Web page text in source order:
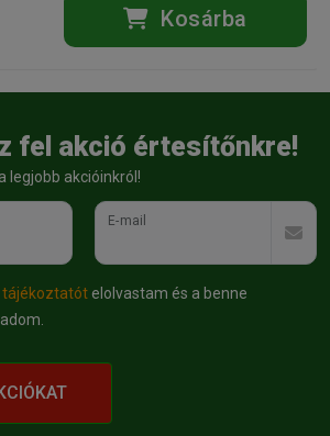
Kosárba
fel akció értesítőnkre!
legjobb akcióinkról!
E-mail
tájékoztatót elolvastam és a benne